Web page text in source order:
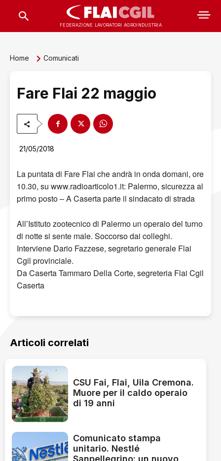
FEDERAZIONE LAVORATORI AGROINDUSTRIA
Home Comunicati
Fare Flai 22 maggio
21/05/2018
La puntata di Fare Flai che andrà in onda domani, ore
10.30, su www.radioarticolo1.it: Palermo, sicurezza al
primo posto – A Caserta parte il sindacato di strada
All’Istituto zootecnico di Palermo un operaio del turno
di notte si sente male. Soccorso dai colleghi.
Interviene Dario Fazzese, segretario generale Flai
Cgil provinciale.
Da Caserta Tammaro Della Corte, segreteria Flai Cgil
Caserta
Articoli correlati
CSU Fai, Flai, Uila Cremona.
Muore per il caldo operaio
di 19 anni
Comunicato stampa
unitario. Nestlé
Sanpellegrino: un nuovo